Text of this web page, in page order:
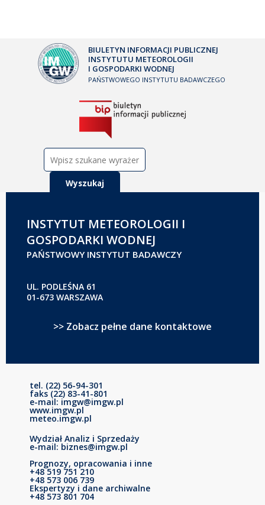
BIULETYN INFORMACJI PUBLICZNEJ
INSTYTUTU METEOROLOGII
I GOSPODARKI WODNEJ
PAŃSTWOWEGO INSTYTUTU BADAWCZEGO
INSTYTUT METEOROLOGII I
GOSPODARKI WODNEJ
PAŃSTWOWY INSTYTUT BADAWCZY
UL. PODLEŚNA 61
01-673 WARSZAWA
>> Zobacz pełne dane kontaktowe
tel. (22) 56-94-301
faks (22) 83-41-801
e-mail: imgw@imgw.pl
www.imgw.pl
meteo.imgw.pl
Wydział Analiz i Sprzedaży
e-mail: biznes@imgw.pl
Prognozy, opracowania i inne
+48 519 751 210
+48 573 006 739
Ekspertyzy i dane archiwalne
+48 573 801 704